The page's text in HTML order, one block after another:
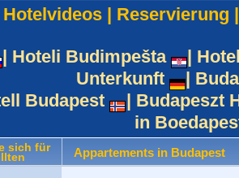
Hotelvideos | Reservierung
| Hoteli Budimpešta |
Unterkunft
|
Budapest | Budapeszt
in
sich für Appartements in Budapest